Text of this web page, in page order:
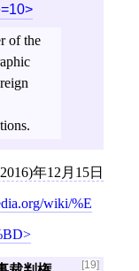
of the
年12月15日
wiki/%E
[19]